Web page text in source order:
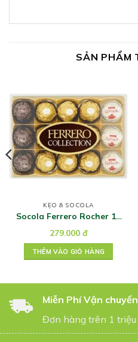
SẢN PHẨM
KẸO & SOCOLA
Socola Ferrero Rocher 15
279.000 đ
THÊM VÀO GIỎ HÀNG
Miễn Phí Vận chuyển
Đơn hàng trên 1 triệu